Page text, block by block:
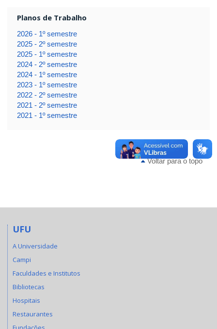
Planos de Trabalho
2026 - 1º semestre
2025 - 2º semestre
2025 - 1º semestre
2024 - 2º semestre
2024 - 1º semestre
2023 - 1º semestre
2022 - 2º semestre
2021 - 2º semestre
2021 - 1º semestre
Voltar para o topo
UFU
A Universidade
Campi
Faculdades e Institutos
Bibliotecas
Hospitais
Restaurantes